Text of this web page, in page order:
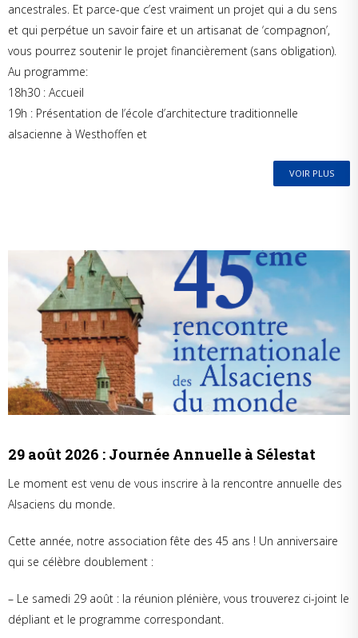
ancestrales. Et parce-que c’est vraiment un projet qui a du sens
et qui perpétue un savoir faire et un artisanat de ‘compagnon’,
vous pourrez soutenir le projet financièrement (sans obligation).
Au programme:
18h30 : Accueil
19h : Présentation de l’école d’architecture traditionnelle
alsacienne à Westhoffen et
VOIR PLUS
29 août 2026 : Journée Annuelle à Sélestat
Le moment est venu de vous inscrire à la rencontre annuelle des
Alsaciens du monde.
Cette année, notre association fête des 45 ans ! Un anniversaire
qui se célèbre doublement :
– Le samedi 29 août : la réunion plénière, vous trouverez ci-joint le
dépliant et le programme correspondant.